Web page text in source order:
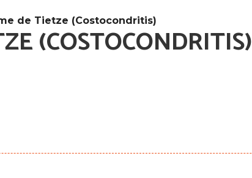
de Tietze (Costocondritis)
(COSTOCONDRITIS)